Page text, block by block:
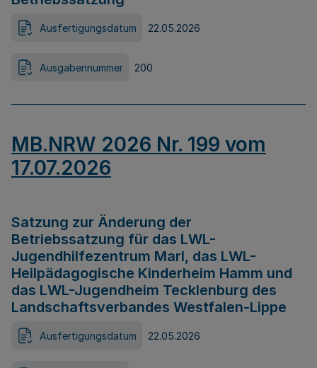
Ausfertigungsdatum 22.05.2026
Ausgabennummer 200
MB.NRW 2026 Nr. 199 vom
17.07.2026
Satzung zur Änderung der
Betriebssatzung für das LWL-
Jugendhilfezentrum Marl, das LWL-
Heilpädagogische Kinderheim Hamm und
das LWL-Jugendheim Tecklenburg des
Landschaftsverbandes Westfalen-Lippe
Ausfertigungsdatum 22.05.2026